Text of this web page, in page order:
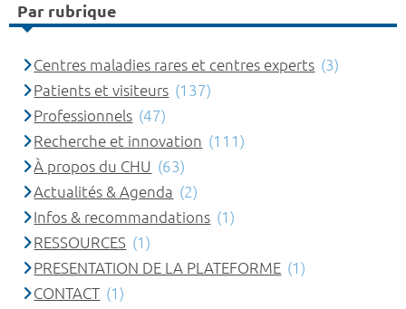
Par rubrique
Centres maladies rares et centres experts (3)
Patients et visiteurs (137)
Professionnels (47)
Recherche et innovation (111)
À propos du CHU (63)
Actualités & Agenda (2)
Infos & recommandations (1)
RESSOURCES (1)
PRESENTATION DE LA PLATEFORME (1)
CONTACT (1)